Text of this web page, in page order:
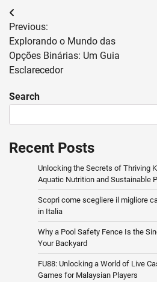
Post
navigation
Previous:
Explorando o Mundo das
Opções Binárias: Um Guia
Esclarecedor
Search
Recent Posts
Unlocking the Secrets of Thriving
Aquatic Nutrition and Sustainable
Scopri come scegliere il migliore
in Italia
Why a Pool Safety Fence Is the
Your Backyard
FU88: Unlocking a World of Live
Games for Malaysian Players